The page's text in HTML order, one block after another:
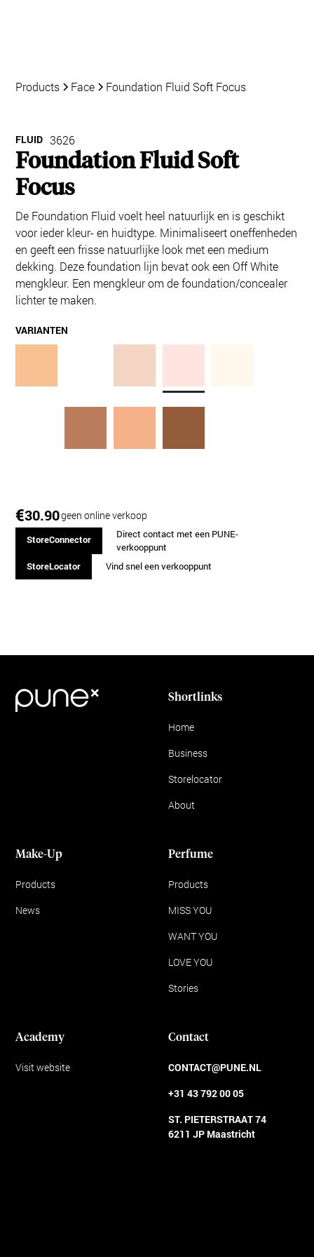
Products Face Foundation Fluid Soft Focus
FLUID 3626
Foundation Fluid Soft
Focus
De Foundation Fluid voelt heel natuurlijk en is geschikt
voor ieder kleur- en huidtype. Minimaliseert oneffenheden
en geeft een frisse natuurlijke look met een medium
dekking. Deze foundation lijn bevat ook een Off White
mengkleur. Een mengkleur om de foundation/concealer
lichter te maken.
VARIANTEN
€30.90geen online verkoop
StoreConnector
Direct contact met een PUNE-
verkooppunt
StoreLocator
Vind snel een verkooppunt
Shortlinks
Home
Business
Storelocator
About
Make-Up
Products
News
Perfume
Products
MISS YOU
WANT YOU
LOVE YOU
Stories
Academy
Visit website
Contact
CONTACT@PUNE.NL
+31 43 792 00 05
ST. PIETERSTRAAT 74
6211 JP Maastricht